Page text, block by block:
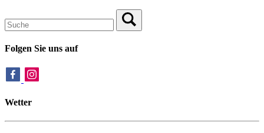
Folgen Sie uns auf
Wetter